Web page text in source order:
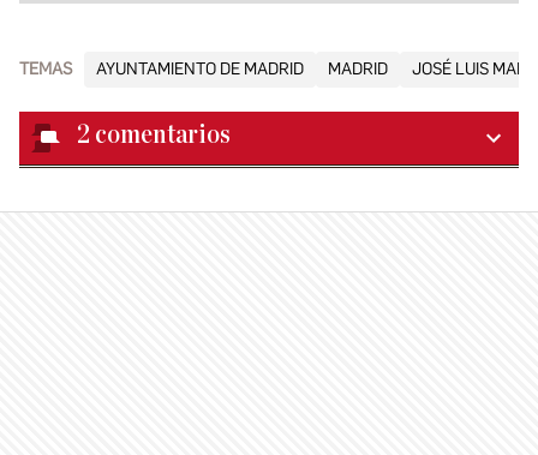
TEMAS AYUNTAMIENTO DE MADRID MADRID JOSÉ LUIS
2 comentarios